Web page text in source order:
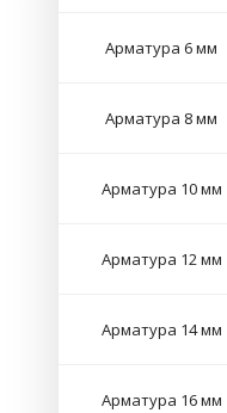
Арматура 6 мм
Арматура 8 мм
Арматура 10 мм
Арматура 12 мм
Арматура 14 мм
Арматура 16 мм